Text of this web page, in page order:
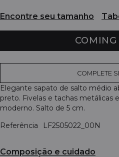
Encontre seu tamanho
COMING
COMPLETE
Elegante sapato de salto médio
preto. Fivelas e tachas metálicas
moderno. Salto de 5 cm.
Referência
LF2505022_00N
Composição e cuidado